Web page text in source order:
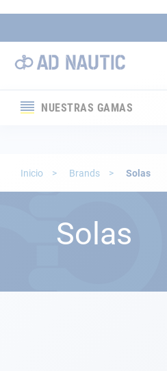
NUESTRAS GAMAS
Electricidad
Seguridad
Inicio Brands Solas
Solas